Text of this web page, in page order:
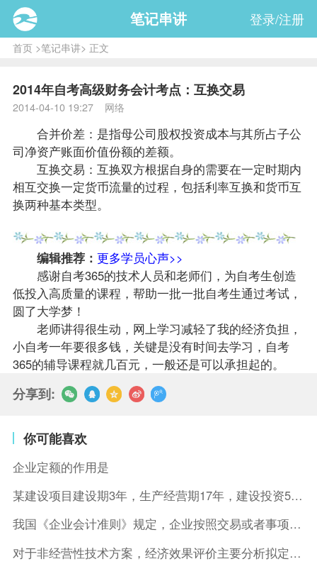
笔记串讲 登录/注册
首页>笔记串讲> 正文
2014年自考高级财务会计考点：互换交易
2014-04-10 19:27 网络
合并价差：是指母公司股权投资成本与其所占子公
司净资产账面价值份额的差额。
互换交易：互换双方根据自身的需要在一定时期内
相互交换一定货币流量的过程，包括利率互换和货币互
换两种基本类型。
编辑推荐： 更多学员心声>>
感谢自考365的技术人员和老师们，为自考生创造
低投入高质量的课程 ，帮助一批一批自考生通过考试，
圆了大学梦！
老师讲得很生动，网上学习减轻了我的经济负担，
小自考一年要很多钱，关键是没有时间去学习，自考
365的辅导课程就几百元，一般还是可以承担起的。
分享到:
你可能喜欢
企业定额的作用是
某建设项目建设期3年，生产经营期17年，建设投资5500万元
我国《企业会计准则》规定，企业按照交易或者事项的经济特征确定
对于非经营性技术方案，经济效果评价主要分析拟定方案的( )。